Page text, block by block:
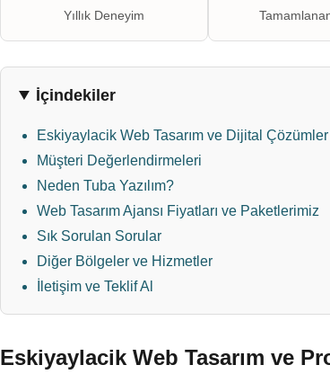
Yıllık Deneyim
İçindekiler
Eskiyaylacik Web Tasarım ve Dijital Çözümler
Müşteri Değerlendirmeleri
Neden Tuba Yazılım?
Web Tasarım Ajansı Fiyatları ve Paketlerimiz
Sık Sorulan Sorular
Diğer Bölgeler ve Hizmetler
İletişim ve Teklif Al
Eskiyaylacik Web Tasarım ve